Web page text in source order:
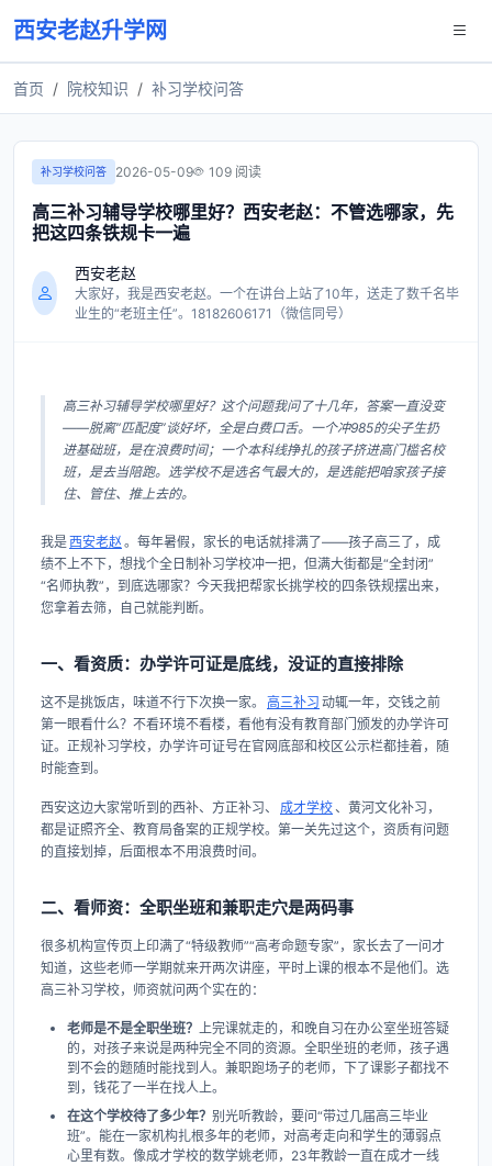
西安老赵升学网
首页 院校知识 补习学校问答
补习学校问答 2026-05-09 109 阅读
高三补习辅导学校哪里好？西安老赵：不管选哪家，先
把这四条铁规卡一遍
西安老赵
大家好，我是西安老赵。一个在讲台上站了10年，送走了数千名毕
业生的“老班主任”。18182606171（微信同号）
高三补习辅导学校哪里好？这个问题我问了十几年，答案一直没变
——脱离“匹配度”谈好坏，全是白费口舌。一个冲985的尖子生扔
进基础班，是在浪费时间；一个本科线挣扎的孩子挤进高门槛名校
班，是去当陪跑。选学校不是选名气最大的，是选能把咱家孩子接
住、管住、推上去的。
我是西安老赵 。每年暑假，家长的电话就排满了——孩子高三了，成
绩不上不下，想找个全日制补习学校冲一把，但满大街都是“全封闭”
“名师执教”，到底选哪家？今天我把帮家长挑学校的四条铁规摆出来，
您拿着去筛，自己就能判断。
一、看资质：办学许可证是底线，没证的直接排除
这不是挑饭店，味道不行下次换一家。 高三补习 动辄一年，交钱之前
第一眼看什么？不看环境不看楼，看他有没有教育部门颁发的办学许可
证。正规补习学校，办学许可证号在官网底部和校区公示栏都挂着，随
时能查到。
西安这边大家常听到的西补、方正补习、 成才学校、黄河文化补习，
都是证照齐全、教育局备案的正规学校。第一关先过这个，资质有问题
的直接划掉，后面根本不用浪费时间。
二、看师资：全职坐班和兼职走穴是两码事
很多机构宣传页上印满了“特级教师”“高考命题专家”，家长去了一问才
知道，这些老师一学期就来开两次讲座，平时上课的根本不是他们。选
高三补习学校，师资就问两个实在的：
老师是不是全职坐班？ 上完课就走的，和晚自习在办公室坐班答疑
的，对孩子来说是两种完全不同的资源。全职坐班的老师，孩子遇
到不会的题随时能找到人。兼职跑场子的老师，下了课影子都找不
到，钱花了一半在找人上。
在这个学校待了多少年？ 别光听教龄，要问“带过几届高三毕业
班”。能在一家机构扎根多年的老师，对高考走向和学生的薄弱点
心里有数。像成才学校的数学姚老师，23年教龄一直在成才一线